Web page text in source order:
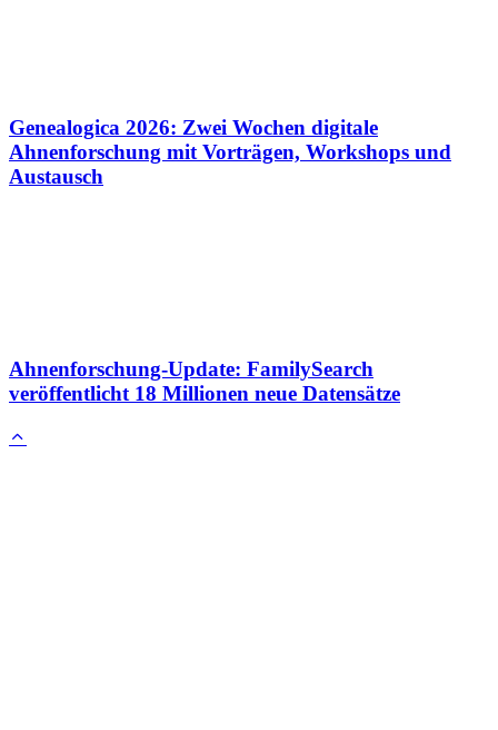
Genealogica 2026: Zwei Wochen digitale
Ahnenforschung mit Vorträgen, Workshops und
Austausch
Ahnenforschung-Update: FamilySearch
veröffentlicht 18 Millionen neue Datensätze